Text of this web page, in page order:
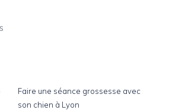
Faire une séance grossesse avec
son chien à Lyon